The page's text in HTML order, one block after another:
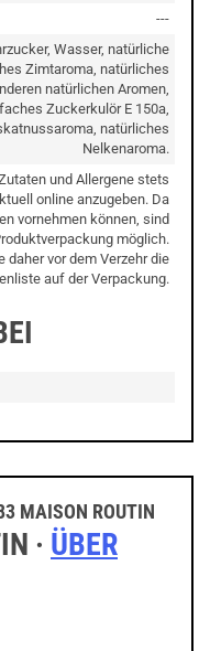
---
Wasser, natürliche
Zimtaroma, natürliches
natürlichen Aromen,
Zuckerkulör E 150a,
natürliches
Nelkenaroma.
und Allergene stets
online anzugeben. Da
vornehmen können, sind
möglich.
daher vor dem Verzehr die
auf der Verpackung.
MAISON ROUTIN
· ÜBER